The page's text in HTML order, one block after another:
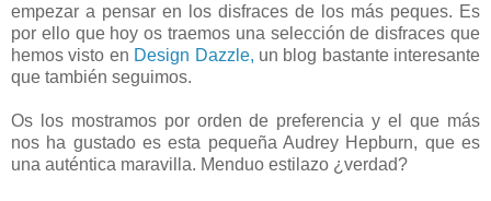
empezar a pensar en los disfraces de los más peques. Es
por ello que hoy os traemos una selección de disfraces que
hemos visto en Design Dazzle, un blog bastante interesante
que también seguimos.
Os los mostramos por orden de preferencia y el que más
nos ha gustado es esta pequeña Audrey Hepburn, que es
una auténtica maravilla. Menduo estilazo ¿verdad?